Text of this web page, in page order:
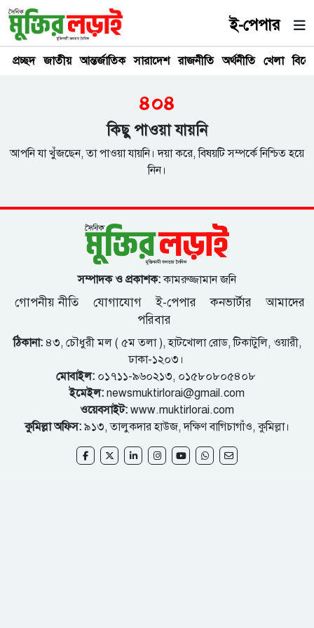
ই-পেপার
প্রচ্ছদ জাতীয় আন্তর্জাতিক সারাদেশ রাজনীতি অর্থনীতি খেলা
৪০৪
কিছু পাওয়া যায়নি
আপনি যা খুঁজছেন, তা পাওয়া যায়নি। দয়া করে, বিষয়টি সম্পর্কে নিশ্চিত হয়ে
নিন।
সম্পাদক ও প্রকাশক:কামরুজ্জামান জনি
গোপনীয় নীতি যোগাযোগ ই-পেপার কনভার্টার
আমাদের
পরিবার
ঠিকানা:৪৩, চৌধুরী মল ( ৫ম তলা ), হাটখোলা রোড, টিকাটুলি, ওয়ারী,
ঢাকা-১২০৩।
মোবাইল:০১৭১১-৯৬০২১৩, ০১৫৮০৮০৫৪০৮
ইমেইল: newsmuktirlorai@gmail.com
ওয়েবসাইট: www.muktirlorai.com
কুমিল্লা অফিস: ৯১৩, তালুকদার হাউজ, দক্ষিণ বাগিচাগাঁও, কুমিল্লা।